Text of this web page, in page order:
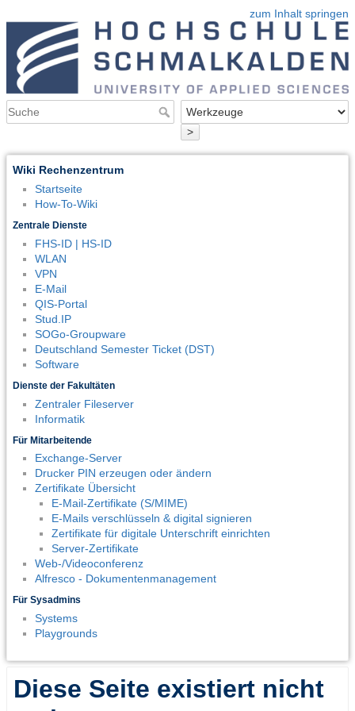
zum Inhalt springen
>
Wiki Rechenzentrum
Startseite
How-To-Wiki
Zentrale Dienste
FHS-ID | HS-ID
WLAN
VPN
E-Mail
QIS-Portal
Stud.IP
SOGo-Groupware
Deutschland Semester Ticket (DST)
Software
Dienste der Fakultäten
Zentraler Fileserver
Informatik
Für Mitarbeitende
Exchange-Server
Drucker PIN erzeugen oder ändern
Zertifikate Übersicht
E-Mail-Zertifikate (S/MIME)
E-Mails verschlüsseln & digital signieren
Zertifikate für digitale Unterschrift einrichten
Server-Zertifikate
Web-/Videoconferenz
Alfresco - Dokumentenmanagement
Für Sysadmins
Systems
Playgrounds
Diese Seite existiert nicht